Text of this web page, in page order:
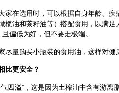
家在选用时，可以根据自身年龄、
榄油和茶籽油等）搭配食用，以满足
偏低为好，但不要走极端。
尽量购买小瓶装的食用油，这样对健
比更安全？
四溢”，这是因为土榨油中含有游离